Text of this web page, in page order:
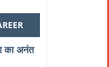
का अनंत